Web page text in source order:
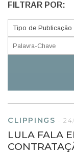
FILTRAR POR:
CLIPPINGS -
LULA FALA